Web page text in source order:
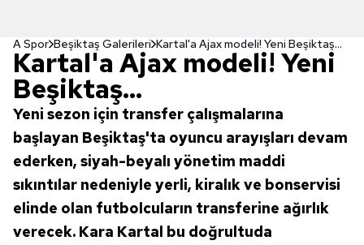
A Spor Beşiktaş Galerileri Kartal'a Ajax modeli! Yeni Beşiktaş...
Kartal'a Ajax modeli! Yeni
Beşiktaş...
Yeni sezon için transfer çalışmalarına
başlayan Beşiktaş'ta oyuncu arayışları devam
ederken, siyah-beyalı yönetim maddi
sıkıntılar nedeniyle yerli, kiralık ve bonservisi
elinde olan futbolcuların transferine ağırlık
verecek. Kara Kartal bu doğrultuda